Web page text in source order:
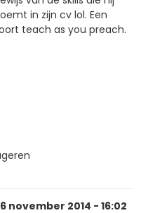
in zijn cv lol. Een
teach as you preach.
november 2014 - 16:02